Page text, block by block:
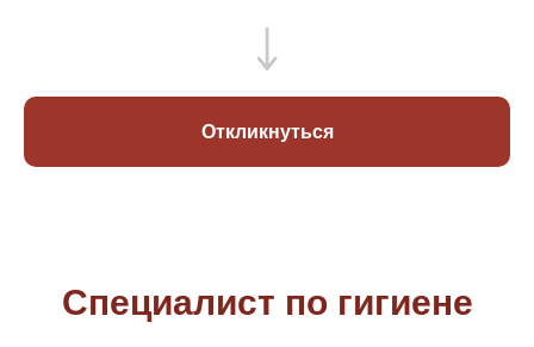
Откликнуться
Специалист по гигиене